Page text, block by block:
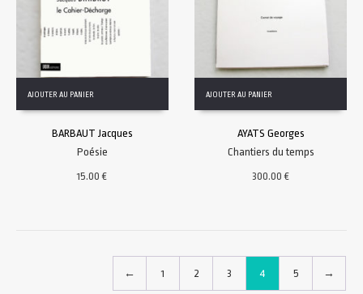
AJOUTER AU PANIER
BARBAUT Jacques
Poésie
15.00€
AJOUTER AU PANIER
AYATS Georges
Chantiers du temps
300.00€
← 1 2 3 4 5 →